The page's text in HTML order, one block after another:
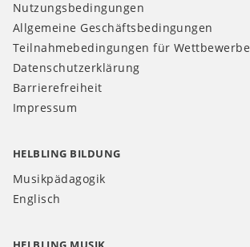
Nutzungsbedingungen
Allgemeine Geschäftsbedingungen
Teilnahmebedingungen für Wettbewerbe
Datenschutzerklärung
Barrierefreiheit
Impressum
HELBLING BILDUNG
Musikpädagogik
Englisch